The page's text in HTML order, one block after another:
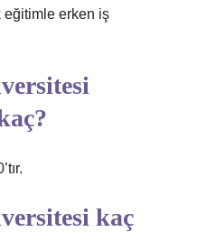
eğitimle erken iş
kaç